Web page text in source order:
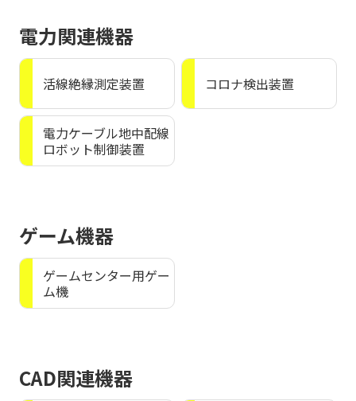
電力関連機器
活線絶縁測定装置 コロナ検出装置
電力ケーブル地中配線
ロボット制御装置
ゲーム機器
ゲームセンター用ゲー
ム機
CAD関連機器